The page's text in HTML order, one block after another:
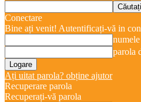
Conectare
Bine ați venit! Autentificați-vă in
parola
Ați uitat parola? obține ajutor
Recuperare parola
Recuperați-vă parola